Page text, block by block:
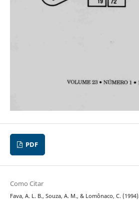
PDF
Como Citar
Fava, A. L. B., Souza, A. M., & Lomônaco, C.